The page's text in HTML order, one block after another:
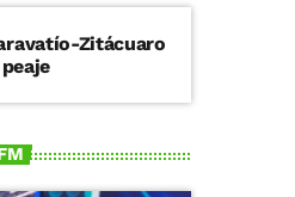
Zitácuaro